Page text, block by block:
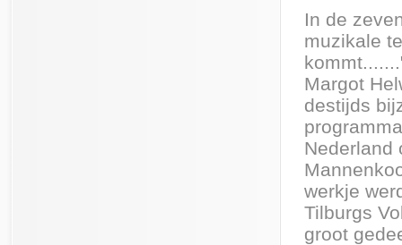
In de
muzikale
Margot
destijds
Nederland
werkje
Tilburgs
groot